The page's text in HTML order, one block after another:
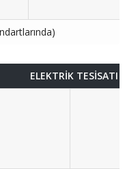
ELEKTRİK TESİSATI VE